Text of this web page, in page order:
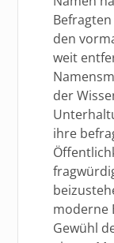
den
weit
der
ihre
moderne
Gewühl